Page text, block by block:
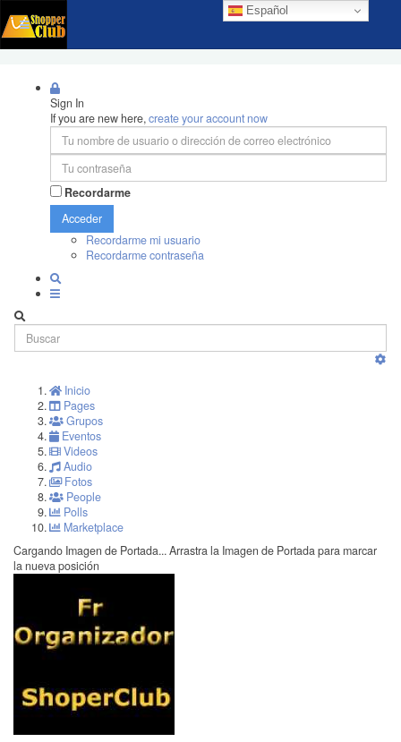
Español
Sign In
If you are new here,create your account now
Recordarme
Acceder
Recordarme mi usuario
Recordarme contraseña
Inicio
Pages
Grupos
Eventos
Videos
Audio
Fotos
People
Polls
Marketplace
Cargando Imagen de Portada... Arrastra la Imagen de Portada para marcar
la nueva posición